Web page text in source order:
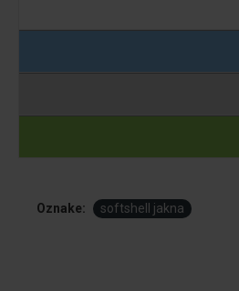
Oznake: softshell jakna